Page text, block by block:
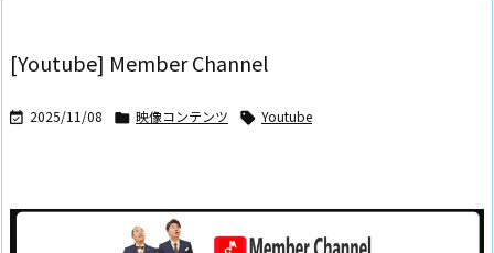
[Youtube] Member Channel
 2025/11/08  映像コンテンツ  Youtube